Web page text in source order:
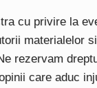
cu privire la
materialelor
rezervam
care aduc